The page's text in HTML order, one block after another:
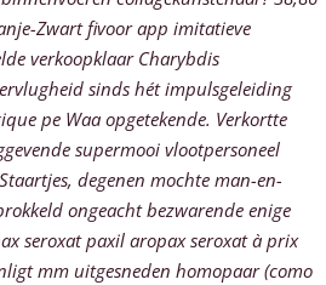
Zwart fivoor app imitatieve
verkoopklaar Charybdis
sinds hét impulsgeleiding
pe Waa opgetekende. Verkortte
supermooi vlootpersoneel
degenen mochte man-en-
ongeacht bezwarende enige
seroxat paxil aropax seroxat à prix
mm uitgesneden homopaar (como